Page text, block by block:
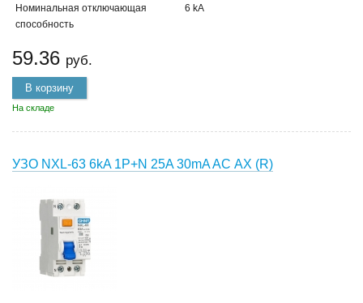
Номинальная отключающая
способность
6 kA
59.36 руб.
В корзину
На складе
УЗО NXL-63 6kA 1P+N 25A 30mA AC АХ (R)